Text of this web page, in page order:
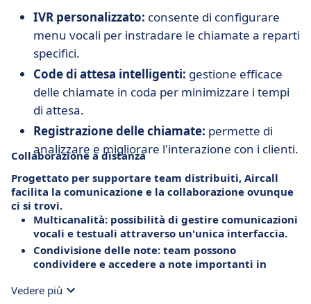
IVR personalizzato: consente di configurare
menu vocali per instradare le chiamate a reparti
specifici.
Code di attesa intelligenti: gestione efficace
delle chiamate in coda per minimizzare i tempi
di attesa.
Registrazione delle chiamate: permette di
analizzare e migliorare l'interazione con i clienti.
Collaborazione a distanza
Progettato per supportare team distribuiti, Aircall
facilita la comunicazione e la collaborazione ovunque
ci si trovi.
Multicanalità: possibilità di gestire comunicazioni
vocali e testuali attraverso un'unica interfaccia.
Condivisione delle note: team possono
condividere e accedere a note importanti in
Conferenza integrata:
Vedere più